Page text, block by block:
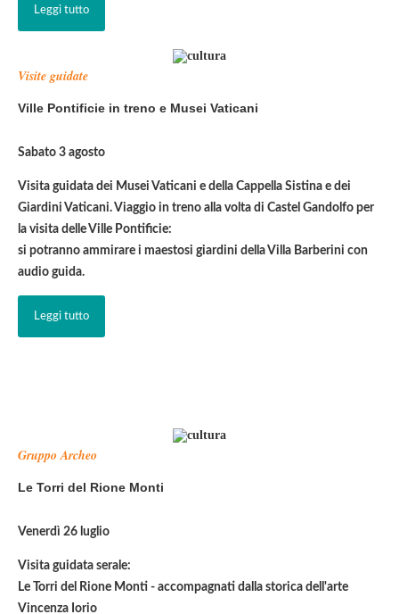
Leggi tutto
Visite guidate
Ville Pontificie in treno e Musei Vaticani
Sabato 3 agosto
Visita guidata dei Musei Vaticani e della Cappella Sistina e dei
Giardini Vaticani. Viaggio in treno alla volta di Castel Gandolfo per
la visita delle Ville Pontificie:
si potranno ammirare i maestosi giardini della Villa Barberini con
audio guida.
Leggi tutto
Gruppo Archeo
Le Torri del Rione Monti
Venerdì 26 luglio
Visita guidata serale:
Le Torri del Rione Monti - accompagnati dalla storica dell'arte
Vincenza Iorio